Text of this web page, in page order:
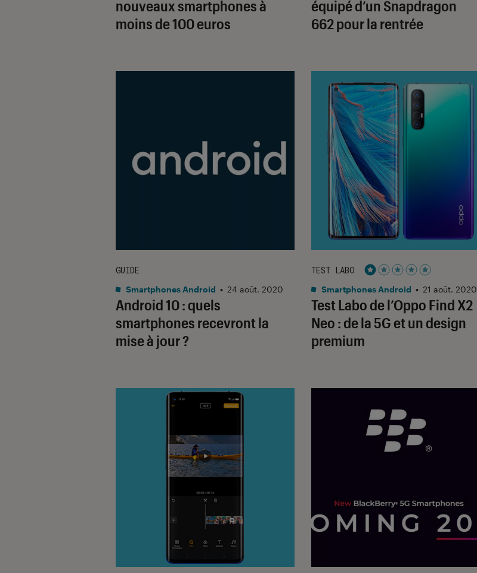
nouveaux smartphones à
moins de 100 euros
équipé d’un Snapdragon
662 pour la rentrée
Android 10 : quels
smartphones recevront la
mise à jour ?
GUIDE
Smartphones Android • 24 août. 2020
Test Labo de l’Oppo Find X2
Neo : de la 5G et un design
premium
TEST LABO
Noté 1 étoiles sur 5
Smartphones Android • 21 août. 2020